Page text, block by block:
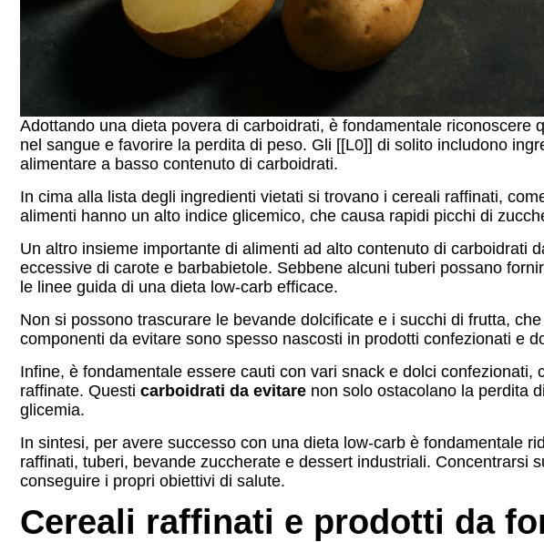
Adottando una dieta povera di carboidrati, è fondamentale
nel sangue e favorire la perdita di peso. Gli [[L0]] di solito includono
alimentare a basso contenuto di carboidrati.
In cima alla lista degli ingredienti vietati si trovano i cereali raffinati,
alimenti hanno un alto indice glicemico, che causa rapidi picchi di
Un altro insieme importante di alimenti ad alto contenuto di carboidrati
eccessive di carote e barbabietole. Sebbene alcuni tuberi possano
le linee guida di una dieta low-carb efficace.
Non si possono trascurare le bevande dolcificate e i succhi di frutta,
componenti da evitare sono spesso nascosti in prodotti confezionati e
Infine, è fondamentale essere cauti con vari snack e dolci
raffinate. Questi carboidrati da evitare non solo ostacolano la perdita
glicemia.
In sintesi, per avere successo con una dieta low-carb è fondamentale
raffinati, tuberi, bevande zuccherate e dessert industriali. Concentrarsi
conseguire i propri obiettivi di salute.
Cereali raffinati e prodotti da